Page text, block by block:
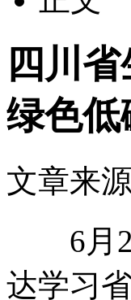
四川
绿色低
文章来
6月20
达学习